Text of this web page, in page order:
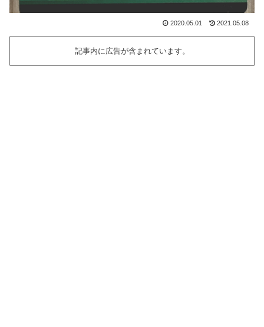
2020.05.01 2021.05.08
記事内に広告が含まれています。